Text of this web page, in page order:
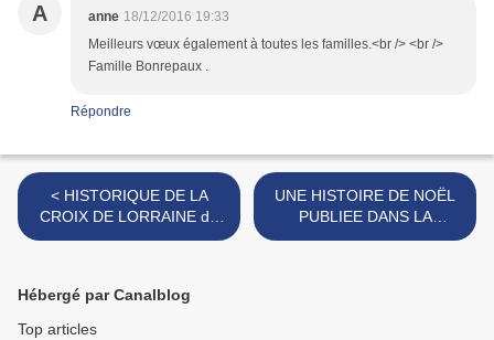
A anne 18/12/2016 19:33
Meilleurs vœux également à toutes les familles.<br /> <br />
Famille Bonrepaux .
Répondre
< HISTORIQUE DE LA
CROIX DE LORRAINE de
Pascal HERVEZ-BAUDIN
UNE HISTOIRE DE NOËL
PUBLIEE DANS LA
PRESSE ANGLAISE >
Hébergé par Canalblog
Top articles